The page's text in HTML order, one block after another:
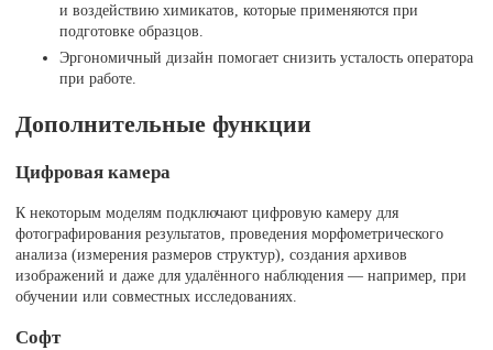
и воздействию химикатов, которые применяются при
подготовке образцов.
Эргономичный дизайн помогает снизить усталость оператора
при работе.
Дополнительные функции
Цифровая камера
К некоторым моделям подключают цифровую камеру для
фотографирования результатов, проведения морфометрического
анализа (измерения размеров структур), создания архивов
изображений и даже для удалённого наблюдения — например, при
обучении или совместных исследованиях.
Софт